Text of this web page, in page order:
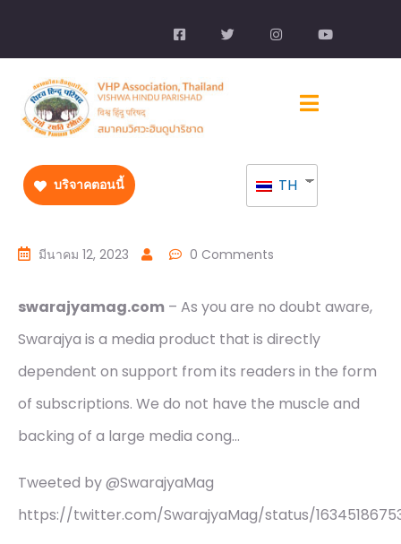
บริจาคตอนนี้ TH
มีนาคม 12, 2023 0 Comments
swarajyamag.com – As you are no doubt aware,
Swarajya is a media product that is directly
dependent on support from its readers in the form
of subscriptions. We do not have the muscle and
backing of a large media cong…
Tweeted by @SwarajyaMag
https://twitter.com/SwarajyaMag/status/